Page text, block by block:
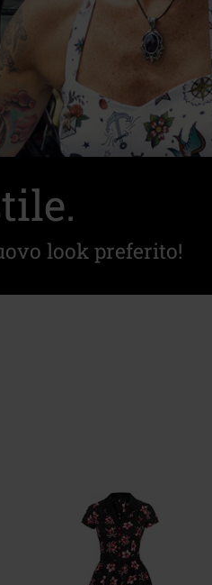
look preferito!